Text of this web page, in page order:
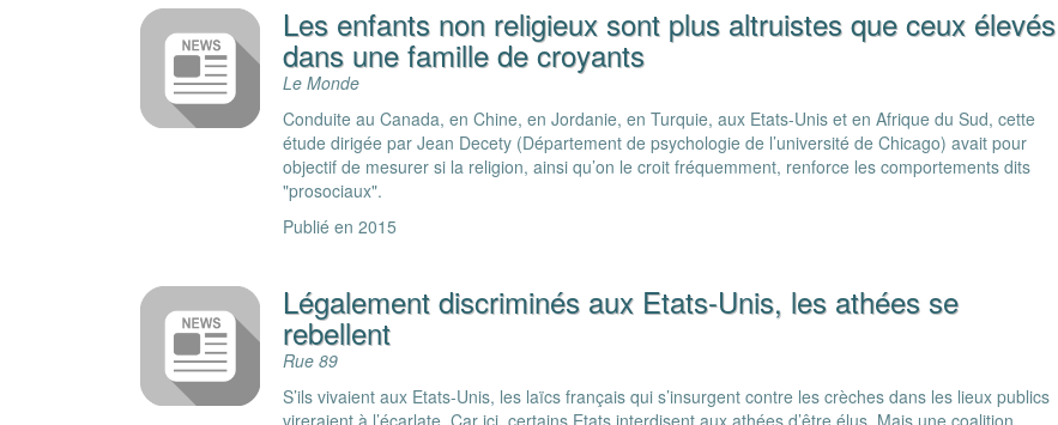
Les enfants non religieux sont plus altruistes que ceux élevés
dans une famille de croyants
Le Monde
Conduite au Canada, en Chine, en Jordanie, en Turquie, aux Etats-Unis et en Afrique du Sud, cette
étude dirigée par Jean Decety (Département de psychologie de l’université de Chicago) avait pour
objectif de mesurer si la religion, ainsi qu’on le croit fréquemment, renforce les comportements dits
"prosociaux".
Publié en 2015
Légalement discriminés aux Etats-Unis, les athées se
rebellent
Rue 89
S’ils vivaient aux Etats-Unis, les laïcs français qui s’insurgent contre les crèches dans les lieux publics
vireraient à l’écarlate. Car ici, certains Etats interdisent aux athées d’être élus. Mais une coalition